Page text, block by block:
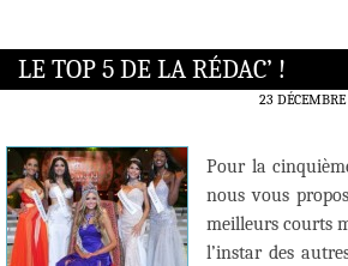
LE TOP 5 DE LA RÉDAC’ !
23
Pour la
nous vous
meilleurs courts
l’instar des